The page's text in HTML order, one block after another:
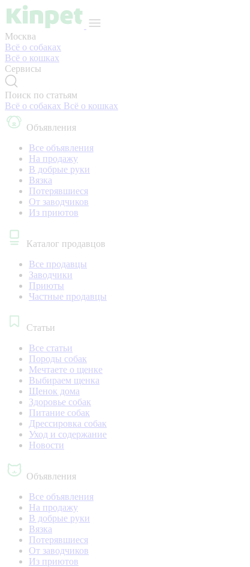
Москва
Всё о собаках
Всё о кошках
Сервисы
Поиск по статьям
Всё о собаках Всё о кошках
Объявления
Все объявления
На продажу
В добрые руки
Вязка
Потерявшиеся
От заводчиков
Из приютов
Каталог продавцов
Все продавцы
Заводчики
Приюты
Частные продавцы
Статьи
Все статьи
Породы собак
Мечтаете о щенке
Выбираем щенка
Щенок дома
Здоровье собак
Питание собак
Дрессировка собак
Уход и содержание
Новости
Объявления
Все объявления
На продажу
В добрые руки
Вязка
Потерявшиеся
От заводчиков
Из приютов